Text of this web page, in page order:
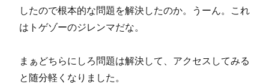
したので根本的な問題を解決したのか。うーん。これ
はトゲゾーのジレンマだな。
まぁどちらにしろ問題は解決して、アクセスしてみる
と随分軽くなりました。